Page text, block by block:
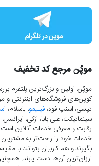
موپُن مرجع کد تخفیف
موپُن، اولین و بزرگ‌ترین پلتفرم
کوپن‌های فروشگاه‌های اینترنتی و
تپسی، اسنپ فود، فیلیمو، باسلام،
سینماتیکت، علی بابا، ازکی،
رقابت و معرفی خدمات آنلاین است
خدمات خود را راحت‌تر به
بگیرند و هم کاربران بتوانند با
ارزان‌ترین آن‌ها دست‌ یابند. همچنین